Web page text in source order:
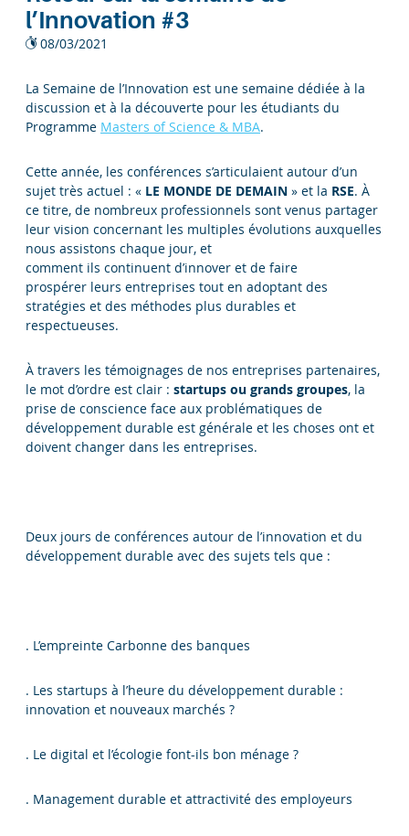
l’Innovation #3
08/03/2021
La Semaine de l’Innovation est une semaine dédiée à la
discussion et à la découverte pour les étudiants du
Programme Masters of Science & MBA.
Cette année, les conférences s’articulaient autour d’un
sujet très actuel : « LE MONDE DE DEMAIN » et la RSE. À
ce titre, de nombreux professionnels sont venus partager
leur vision concernant les multiples évolutions auxquelles
nous assistons chaque jour, et
comment ils continuent d’innover et de faire
prospérer leurs entreprises tout en adoptant des
stratégies et des méthodes plus durables et
respectueuses.
À travers les témoignages de nos entreprises partenaires,
le mot d’ordre est clair : startups ou grands groupes, la
prise de conscience face aux problématiques de
développement durable est générale et les choses ont et
doivent changer dans les entreprises.
Deux jours de conférences autour de l’innovation et du
développement durable avec des sujets tels que :
. L’empreinte Carbonne des banques
. Les startups à l’heure du développement durable :
innovation et nouveaux marchés ?
. Le digital et l’écologie font-ils bon ménage ?
. Management durable et attractivité des employeurs